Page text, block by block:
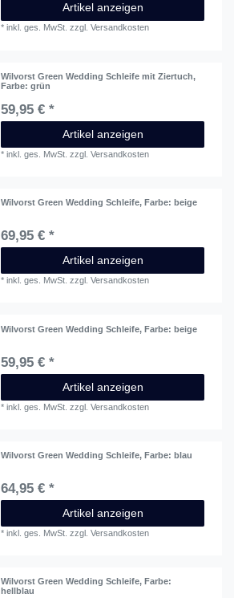
Artikel anzeigen
*inkl. ges. MwSt. zzgl.Versandkosten
Wilvorst Green Wedding Schleife mit Ziertuch,
Farbe: grün
59,95 € *
Artikel anzeigen
*inkl. ges. MwSt. zzgl.Versandkosten
Wilvorst Green Wedding Schleife, Farbe: beige
69,95 € *
Artikel anzeigen
*inkl. ges. MwSt. zzgl.Versandkosten
Wilvorst Green Wedding Schleife, Farbe: beige
59,95 € *
Artikel anzeigen
*inkl. ges. MwSt. zzgl.Versandkosten
Wilvorst Green Wedding Schleife, Farbe: blau
64,95 € *
Artikel anzeigen
*inkl. ges. MwSt. zzgl.Versandkosten
Wilvorst Green Wedding Schleife, Farbe:
hellblau